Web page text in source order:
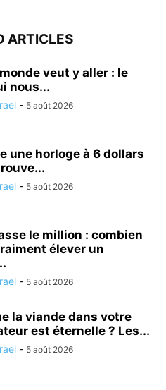
ARTICLES
veut y aller : le
nous...
- 5 août 2026
une horloge à 6 dollars
- 5 août 2026
le million : combien
élever un
- 5 août 2026
la viande dans votre
est éternelle ? Les...
- 5 août 2026